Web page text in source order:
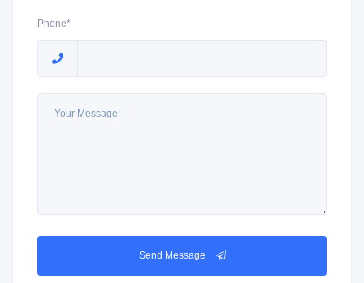
Phone*
Send Message